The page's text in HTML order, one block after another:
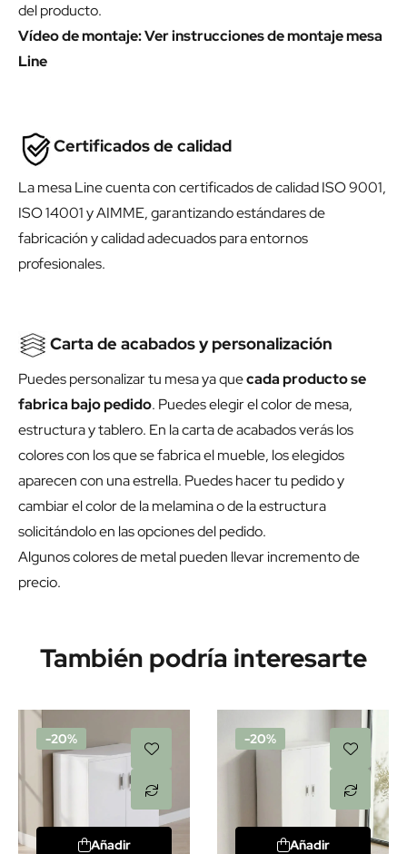
del producto.
Vídeo de montaje:Ver instrucciones de montaje mesa
Line
Certificados de calidad
La mesa Line cuenta con certificados de calidad ISO 9001,
ISO 14001 y AIMME, garantizando estándares de
fabricación y calidad adecuados para entornos
profesionales.
Carta de acabados y personalización
Puedes personalizar tu mesa ya quecada producto se
fabrica bajo pedido. Puedes elegir el color de mesa,
estructura y tablero. En la carta de acabados verás los
colores con los que se fabrica el mueble, los elegidos
aparecen con una estrella. Puedes hacer tu pedido y
cambiar el color de la melamina o de la estructura
solicitándolo en las opciones del pedido.
Algunos colores de metal pueden llevar incremento de
precio.
También podría interesarte
-20%
Añadir
-20%
Añadir